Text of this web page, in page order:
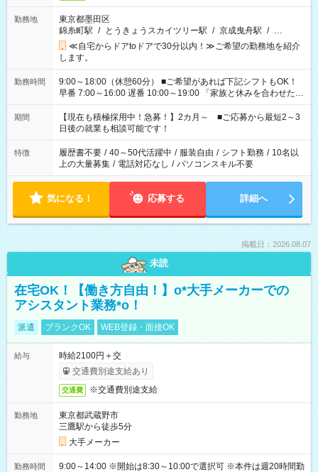
勤務地
東京都墨田区
錦糸町駅 / とうきょうスカイツリー駅 / 京成曳舟駅 / …
≪自宅からドアtoドアで30分以内！≫ご希望の勤務地を紹介
します。
勤務時間
9:00～18:00（休憩60分） ■ご希望があれば下記シフトもOK！
早番 7:00～16:00 遅番 10:00～19:00 「家族と休みを合わせた
い」 「余裕を持って夕飯の準備がしたい」 「できれば残業はし
たくない」 など、ご希望を教えてくださいね。 ※Wワーク希望
の方へ 今ご覧のお仕事で希望する勤務時間と、もう1つのお仕事
の勤務時間。 合計で週40時間を超える場合は応募できません。
期間
【現在も積極採用中！急募！】2カ月～ ■ご応募から最短2～3
日後の就業も相談可能です！
特徴 履歴書不要 / 40～50代活躍中 / 服装自由 / シフト勤務 / 10名以
上の大量募集 / 電話対応なし / パソコンスキル不要
気になる！ 応募する 詳細へ
掲載日：2026.08.07
未読
在宅OK！【働き方自由！】o*大手メーカーでの
アシスタント業務*o！
派遣 ブランクOK WEB登録・面接OK
給与
時給2100円＋交
交通費別途支給あり
交通費 ※交通費別途支給
勤務地
東京都武蔵野市
三鷹駅から徒歩5分
大手メーカー
勤務時間
9:00～14:00 ※開始は8:30～10:00で選択可 ※本件は週20時間勤